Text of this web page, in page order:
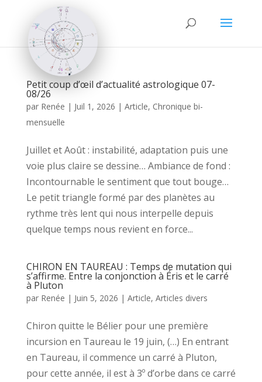
Petit coup d’œil d’actualité astrologique 07-
08/26
par Renée | Juil 1, 2026 | Article, Chronique bi-
mensuelle
Juillet et Août : instabilité, adaptation puis une
voie plus claire se dessine… Ambiance de fond :
Incontournable le sentiment que tout bouge…
Le petit triangle formé par des planètes au
rythme très lent qui nous interpelle depuis
quelque temps nous revient en force...
CHIRON EN TAUREAU : Temps de mutation qui
s’affirme. Entre la conjonction à Éris et le carré
à Pluton
par Renée | Juin 5, 2026 | Article, Articles divers
Chiron quitte le Bélier pour une première
incursion en Taureau le 19 juin, (…) En entrant
en Taureau, il commence un carré à Pluton,
pour cette année, il est à 3º d’orbe dans ce carré